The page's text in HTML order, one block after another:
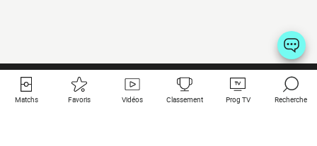
Matchs Favoris Vidéos Classement Prog TV Recherche